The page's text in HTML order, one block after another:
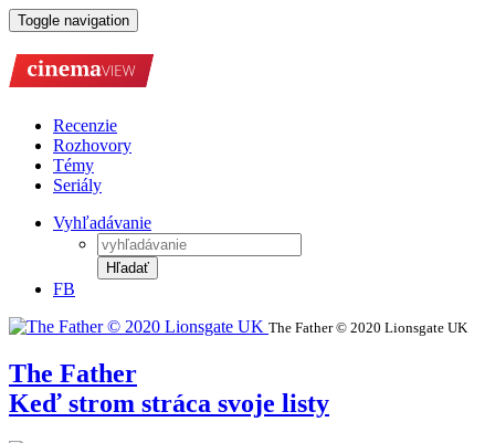
Toggle navigation
Recenzie
Rozhovory
Témy
Seriály
Vyhľadávanie
Hľadať
FB
The Father © 2020 Lionsgate UK
The Father
Keď strom stráca svoje listy